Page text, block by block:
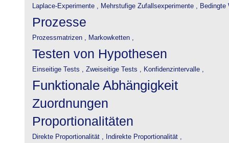
Laplace-Experimente , Mehrstufige Zufallsexperimente , Bedingte
Prozesse
Prozessmatrizen , Markowketten ,
Testen von Hypothesen
Einseitige Tests , Zweiseitige Tests , Konfidenzintervalle ,
Funktionale Abhängigkeit
Zuordnungen
Proportionalitäten
Direkte Proportionalität , Indirekte Proportionalität ,